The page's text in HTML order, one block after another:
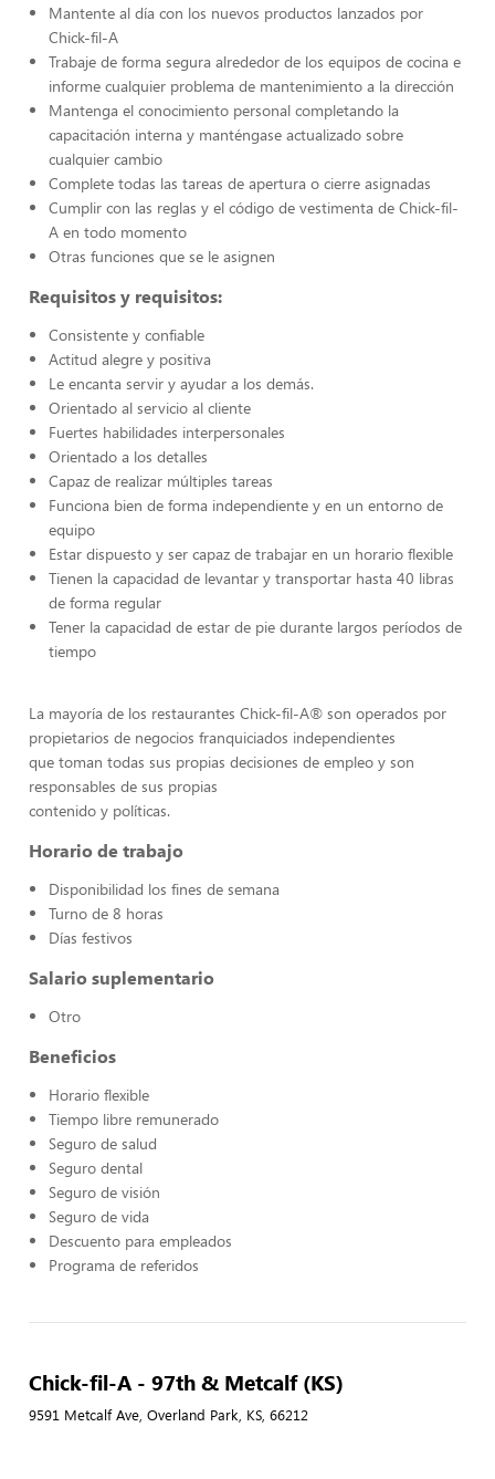
Mantente al día con los nuevos productos lanzados por
Chick-fil-A
Trabaje de forma segura alrededor de los equipos de cocina e
informe cualquier problema de mantenimiento a la dirección
Mantenga el conocimiento personal completando la
capacitación interna y manténgase actualizado sobre
cualquier cambio
Complete todas las tareas de apertura o cierre asignadas
Cumplir con las reglas y el código de vestimenta de Chick-fil-
A en todo momento
Otras funciones que se le asignen
Requisitos y requisitos:
Consistente y confiable
Actitud alegre y positiva
Le encanta servir y ayudar a los demás.
Orientado al servicio al cliente
Fuertes habilidades interpersonales
Orientado a los detalles
Capaz de realizar múltiples tareas
Funciona bien de forma independiente y en un entorno de
equipo
Estar dispuesto y ser capaz de trabajar en un horario flexible
Tienen la capacidad de levantar y transportar hasta 40 libras
de forma regular
Tener la capacidad de estar de pie durante largos períodos de
tiempo
La mayoría de los restaurantes Chick-fil-A® son operados por
propietarios de negocios franquiciados independientes
que toman todas sus propias decisiones de empleo y son
responsables de sus propias
contenido y políticas.
Horario de trabajo
Disponibilidad los fines de semana
Turno de 8 horas
Días festivos
Salario suplementario
Otro
Beneficios
Horario flexible
Tiempo libre remunerado
Seguro de salud
Seguro dental
Seguro de visión
Seguro de vida
Descuento para empleados
Programa de referidos
Chick-fil-A - 97th & Metcalf (KS)
9591 Metcalf Ave, Overland Park, KS, 66212